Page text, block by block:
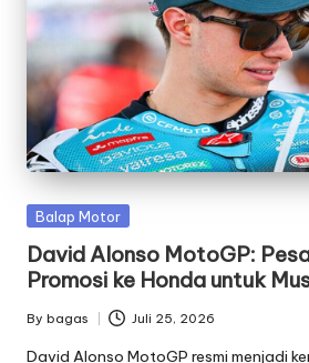
Posted
Balap Motor
David Alonso MotoGP:
Promosi ke Honda untuk
Posted
by
By bagas Juli 25, 2026
David Alonso MotoGP resmi menjadi